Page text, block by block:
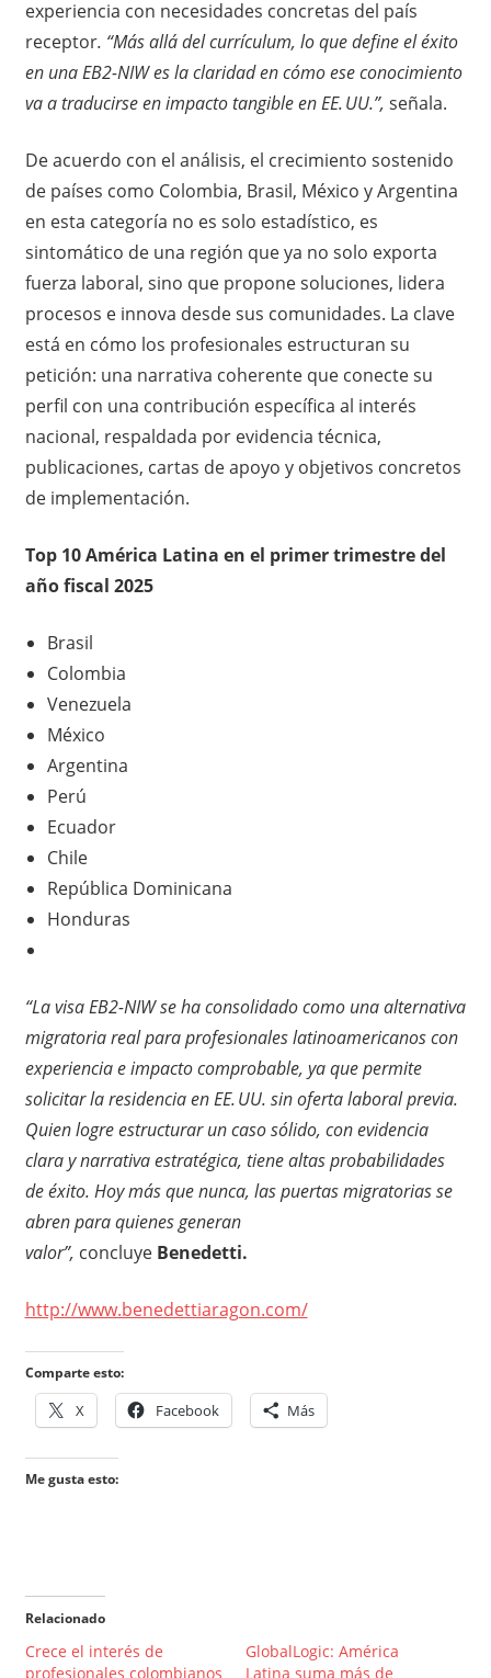
experiencia con necesidades concretas del país
receptor. “Más allá del currículum, lo que define el éxito
en una EB2-NIW es la claridad en cómo ese conocimiento
va a traducirse en impacto tangible en EE. UU.”, señala.
De acuerdo con el análisis, el crecimiento sostenido
de países como Colombia, Brasil, México y Argentina
en esta categoría no es solo estadístico, es
sintomático de una región que ya no solo exporta
fuerza laboral, sino que propone soluciones, lidera
procesos e innova desde sus comunidades. La clave
está en cómo los profesionales estructuran su
petición: una narrativa coherente que conecte su
perfil con una contribución específica al interés
nacional, respaldada por evidencia técnica,
publicaciones, cartas de apoyo y objetivos concretos
de implementación.
Top 10 América Latina en el primer trimestre del
año fiscal 2025
Brasil
Colombia
Venezuela
México
Argentina
Perú
Ecuador
Chile
República Dominicana
Honduras
“La visa EB2-NIW se ha consolidado como una alternativa
migratoria real para profesionales latinoamericanos con
experiencia e impacto comprobable, ya que permite
solicitar la residencia en EE. UU. sin oferta laboral previa.
Quien logre estructurar un caso sólido, con evidencia
clara y narrativa estratégica, tiene altas probabilidades
de éxito. Hoy más que nunca, las puertas migratorias se
abren para quienes generan
valor”, concluye Benedetti.
http://www.benedettiaragon.com/
Comparte esto:
X Facebook Más
Me gusta esto:
Relacionado
Crece el interés de
profesionales colombianos
GlobalLogic: América
Latina suma más de